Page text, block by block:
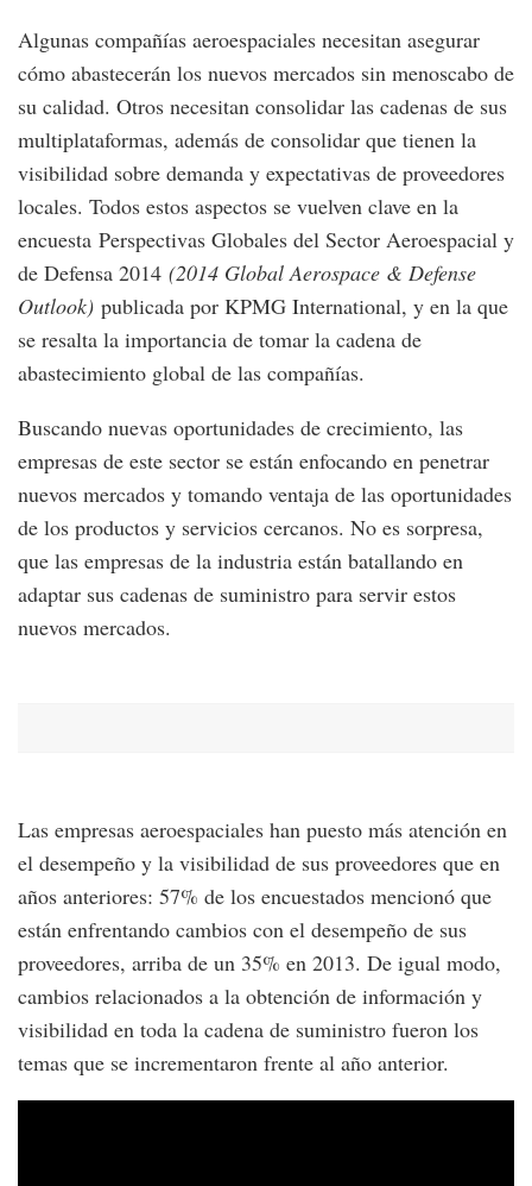
Algunas compañías aeroespaciales necesitan asegurar
cómo abastecerán los nuevos mercados sin menoscabo de
su calidad. Otros necesitan consolidar las cadenas de sus
multiplataformas, además de consolidar que tienen la
visibilidad sobre demanda y expectativas de proveedores
locales. Todos estos aspectos se vuelven clave en la
encuesta Perspectivas Globales del Sector Aeroespacial y
de Defensa 2014 (2014 Global Aerospace & Defense
Outlook) publicada por KPMG International, y en la que
se resalta la importancia de tomar la cadena de
abastecimiento global de las compañías.
Buscando nuevas oportunidades de crecimiento, las
empresas de este sector se están enfocando en penetrar
nuevos mercados y tomando ventaja de las oportunidades
de los productos y servicios cercanos. No es sorpresa,
que las empresas de la industria están batallando en
adaptar sus cadenas de suministro para servir estos
nuevos mercados.
Las empresas aeroespaciales han puesto más atención en
el desempeño y la visibilidad de sus proveedores que en
años anteriores: 57% de los encuestados mencionó que
están enfrentando cambios con el desempeño de sus
proveedores, arriba de un 35% en 2013. De igual modo,
cambios relacionados a la obtención de información y
visibilidad en toda la cadena de suministro fueron los
temas que se incrementaron frente al año anterior.